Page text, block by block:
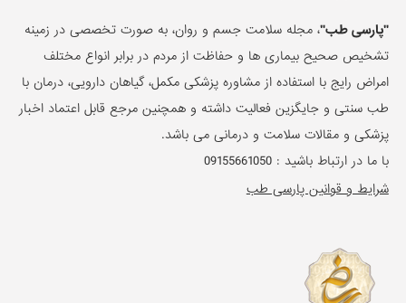
"پارسی طب"، مجله سلامت جسم و روان، به صورت تخصصی در زمینه
تشخیص صحیح بیماری ها و حفاظت از مردم در برابر انواع مختلف
امراض رایج با استفاده از مشاوره پزشکی مکمل، گیاهان دارویی، درمان با
طب سنتی و جایگزین فعالیت داشته و همچنین مرجع قابل اعتماد اخبار
پزشکی و مقالات سلامت و درمانی می باشد.
با ما در ارتباط باشید :09155661050
شرایط و قوانین پارسی طب